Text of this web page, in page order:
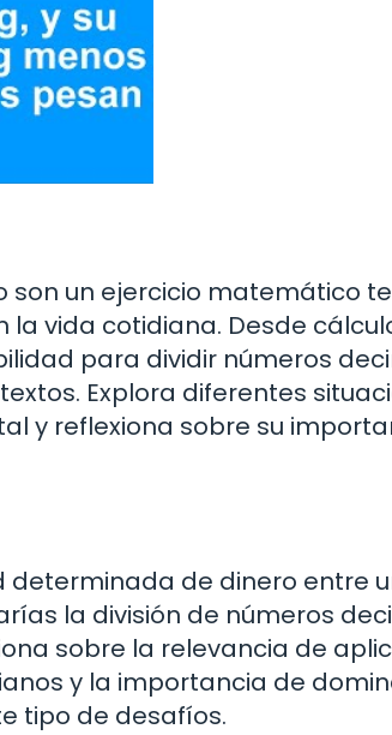
son un ejercicio matemático
vida cotidiana. Desde
para dividir números
Explora diferentes
y reflexiona sobre su
de dinero entre
la división de números
sobre la relevancia de
y la importancia de
tipo de desafíos.